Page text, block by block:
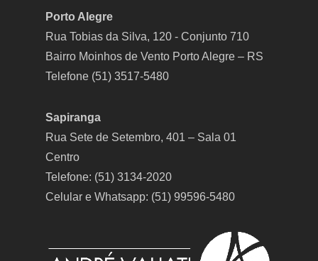
Porto Alegre
Rua Tobias da Silva, 120 - Conjunto 710
Bairro Moinhos de Vento Porto Alegre – RS
Telefone (51) 3517-5480
Sapiranga
Rua Sete de Setembro, 401 – Sala 01
Centro
Telefone: (51) 3134-2020
Celular e Whatsapp: (51) 99596-5480